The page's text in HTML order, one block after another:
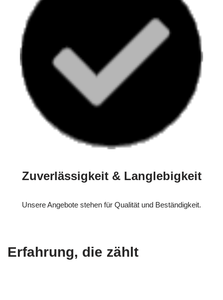
Zuverlässigkeit & Langlebigkeit
Unsere Angebote stehen für Qualität und Beständigkeit.
Erfahrung, die zählt